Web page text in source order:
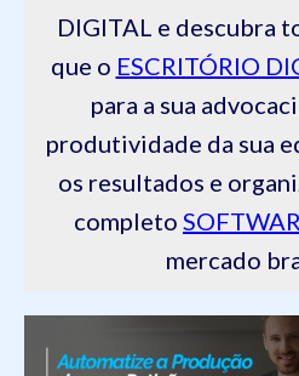
DIGITAL e descubra
que o ESCRITÓRIO
para a sua
produtividade da sua
os resultados e
completo
mercado